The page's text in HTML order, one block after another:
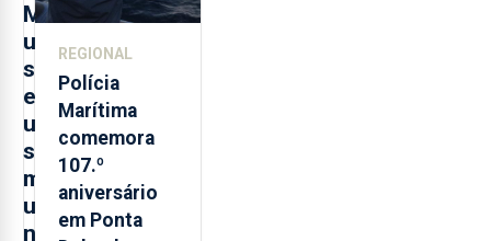
M
u
s
e
u
s
m
u
n
REGIONAL
Polícia
Marítima
comemora
107.º
aniversário
em Ponta